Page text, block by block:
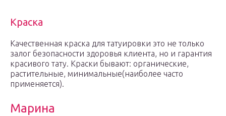
Краска
Качественная краска для татуировки это не только
залог безопасности здоровья клиента, но и гарантия
красивого тату. Краски бывают: органические,
растительные, минимальные(наиболее часто
применяется).
Марина